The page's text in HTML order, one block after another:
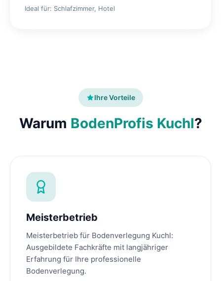
Ideal für: Schlafzimmer, Hotel
Ihre Vorteile
Warum BodenProfis Kuchl?
Meisterbetrieb
Meisterbetrieb für Bodenverlegung Kuchl:
Ausgebildete Fachkräfte mit langjähriger
Erfahrung für Ihre professionelle
Bodenverlegung.